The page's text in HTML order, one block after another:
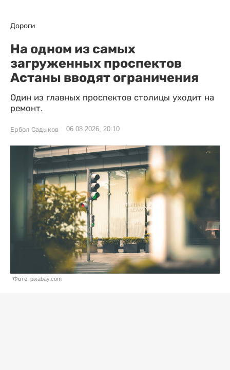
Дороги
На одном из самых
загруженных проспектов
Астаны вводят ограничения
Один из главных проспектов столицы уходит на
ремонт.
Ербол Садыков 06.08.2026, 20:10
Фото: pixabay.com